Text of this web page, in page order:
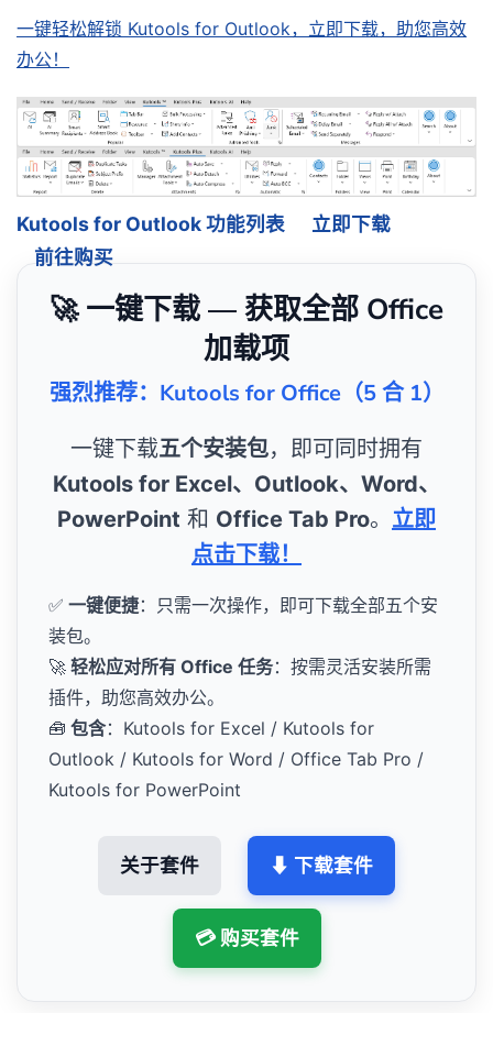
一键轻松解锁 Kutools for Outlook，立即下载，助您高效
办公！
Kutools for Outlook 功能列表
立即下载
前往购买
🚀 一键下载 — 获取全部 Office
加载项
强烈推荐：Kutools for Office（5 合 1）
一键下载五个安装包，即可同时拥有
Kutools for Excel、Outlook、Word、
PowerPoint 和 Office Tab Pro。 立即
点击下载！
✅ 一键便捷：只需一次操作，即可下载全部五个安
装包。
🚀 轻松应对所有 Office 任务：按需灵活安装所需
插件，助您高效办公。
🧰 包含：Kutools for Excel / Kutools for
Outlook / Kutools for Word / Office Tab Pro /
Kutools for PowerPoint
关于套件 ⬇ 下载套件
💳 购买套件